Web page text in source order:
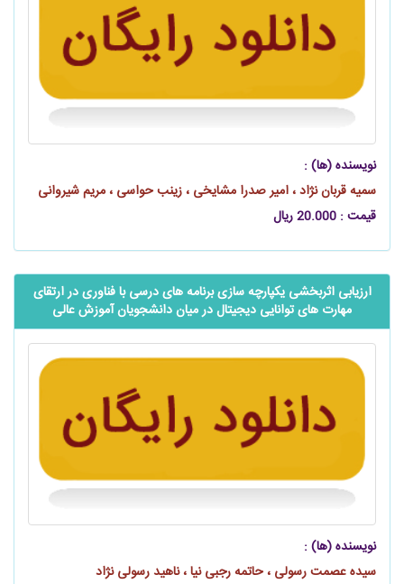
نویسنده (ها) :
سمیه قربان نژاد ، امیر صدرا مشایخی ، زینب حواسی ، مریم شیروانی
قیمت : 20.000 ریال
ارزیابی اثربخشی یکپارچه ‌‌‌‌‌‌سازی برنامه‌ های درسی با فناوری در ارتقای
مهارت ‌های توانایی دیجیتال در میان دانشجویان آموزش عالی
نویسنده (ها) :
سیده عصمت رسولی ، حاتمه رجبی‌ نیا ، ناهید رسولی‌ نژاد